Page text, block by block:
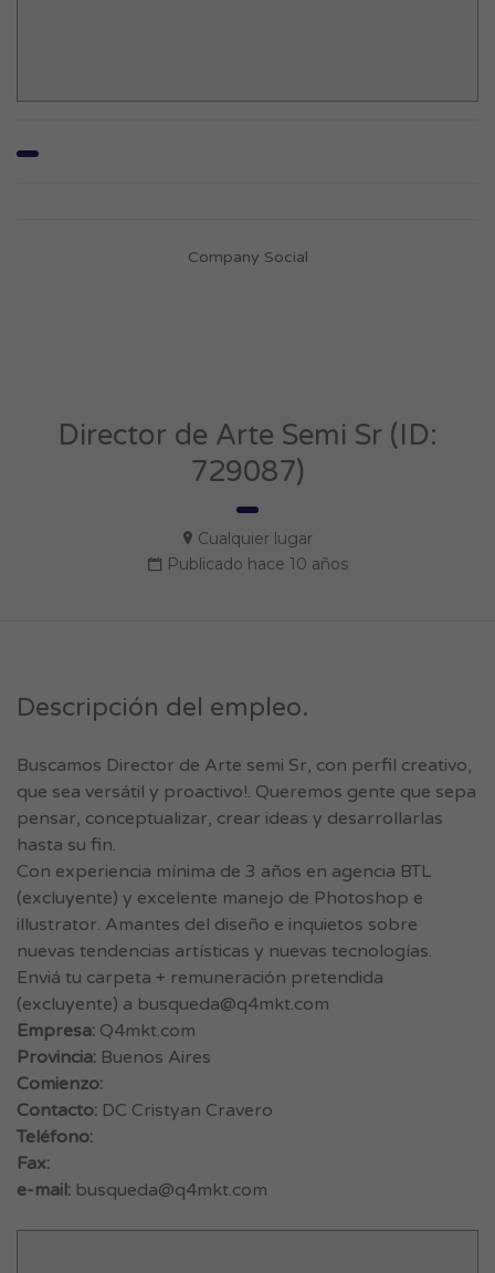
Company Social
Director de Arte Semi Sr (ID:
729087)
Cualquier lugar
Publicado hace 10 años
Descripción del empleo.
Buscamos Director de Arte semi Sr, con perfil creativo,
que sea versátil y proactivo!. Queremos gente que sepa
pensar, conceptualizar, crear ideas y desarrollarlas
hasta su fin.
Con experiencia mínima de 3 años en agencia BTL
(excluyente) y excelente manejo de Photoshop e
illustrator. Amantes del diseño e inquietos sobre
nuevas tendencias artísticas y nuevas tecnologías.
Enviá tu carpeta + remuneración pretendida
(excluyente) a busqueda@q4mkt.com
Empresa: Q4mkt.com
Provincia: Buenos Aires
Comienzo:
Contacto: DC Cristyan Cravero
Teléfono:
Fax:
e-mail: busqueda@q4mkt.com